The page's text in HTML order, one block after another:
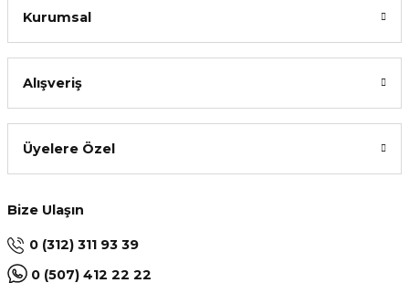
Kurumsal
Alışveriş
Üyelere Özel
Bize Ulaşın
0 (312) 311 93 39
0 (507) 412 22 22